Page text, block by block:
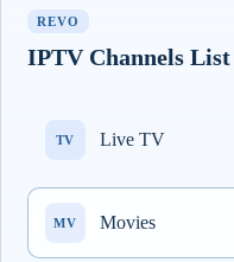
REVO
IPTV Channels List
TV Live TV
MV Movies